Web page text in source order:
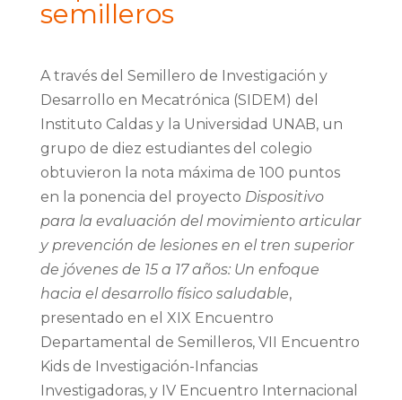
semilleros
A través del Semillero de Investigación y
Desarrollo en Mecatrónica (SIDEM) del
Instituto Caldas y la Universidad UNAB, un
grupo de diez estudiantes del colegio
obtuvieron la nota máxima de 100 puntos
en la ponencia del proyecto Dispositivo
para la evaluación del movimiento articular
y prevención de lesiones en el tren superior
de jóvenes de 15 a 17 años: Un enfoque
hacia el desarrollo físico saludable,
presentado en el XIX Encuentro
Departamental de Semilleros, VII Encuentro
Kids de Investigación-Infancias
Investigadoras, y IV Encuentro Internacional